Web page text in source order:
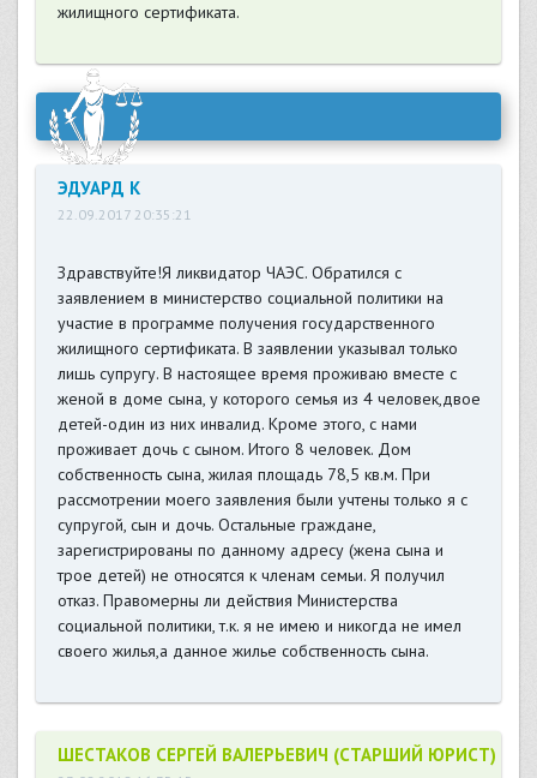
жилищного сертификата.
ЭДУАРД K
22.09.2017 20:35:21
Здравствуйте!Я ликвидатор ЧАЭС. Обратился с
заявлением в министерство социальной политики на
участие в программе получения государственного
жилищного сертификата. В заявлении указывал только
лишь супругу. В настоящее время проживаю вместе с
женой в доме сына, у которого семья из 4 человек,двое
детей-один из них инвалид. Кроме этого, с нами
проживает дочь с сыном. Итого 8 человек. Дом
собственность сына, жилая площадь 78,5 кв.м. При
рассмотрении моего заявления были учтены только я с
супругой, сын и дочь. Остальные граждане,
зарегистрированы по данному адресу (жена сына и
трое детей) не относятся к членам семьи. Я получил
отказ. Правомерны ли действия Министерства
социальной политики, т.к. я не имею и никогда не имел
своего жилья,а данное жилье собственность сына.
ШЕСТАКОВ СЕРГЕЙ ВАЛЕРЬЕВИЧ (СТАРШИЙ ЮРИСТ)